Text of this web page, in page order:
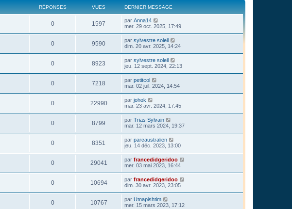
RÉPONSES VUES DERNIER MESSAGE
0 1597 par Anna14
mer. 29 oct. 2025, 17:49
0 9590 par sylvestre soleil
dim. 20 avr. 2025, 14:24
0 8923 par sylvestre soleil
jeu. 12 sept. 2024, 22:13
0 7218 par petitcol
mar. 02 juil. 2024, 14:54
0 22990 par johok
mar. 23 avr. 2024, 17:45
0 8799 par Trias Sylvain
mar. 12 mars 2024, 19:37
0 8351 par parcaustralien
jeu. 14 déc. 2023, 13:00
0 29041 par francedidgeridoo
mer. 03 mai 2023, 16:44
0 10694 par francedidgeridoo
dim. 30 avr. 2023, 23:05
0 10767 par Utnapishtim
mer. 15 mars 2023, 17:12